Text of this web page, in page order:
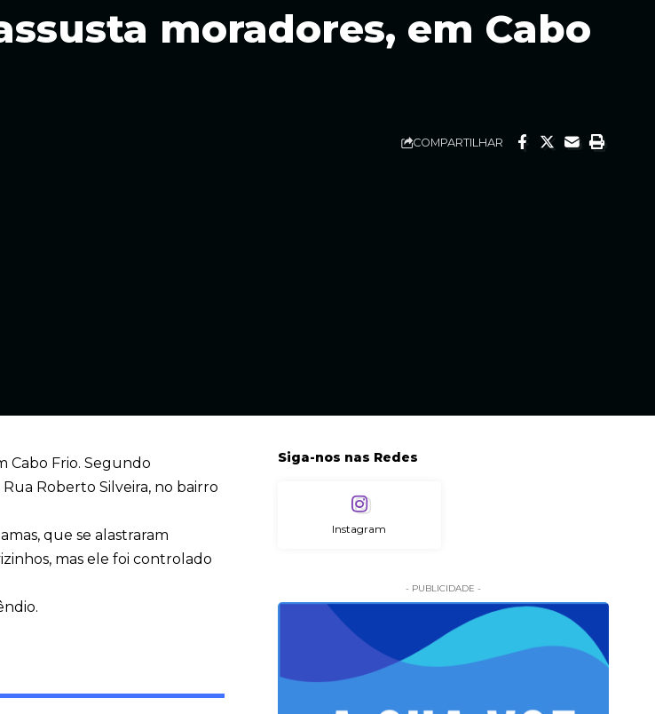
moradores, em Cabo
COMPARTILHAR
Cabo Frio. Segundo
Roberto Silveira, no bairro
que se alastraram
mas ele foi controlado
Siga-nos nas Redes
Instagram
- PUBLICIDADE -